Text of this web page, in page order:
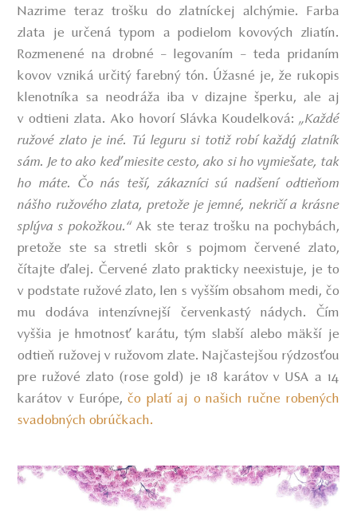
Nazrime teraz trošku do zlatníckej alchýmie. Farba
zlata je určená typom a podielom kovových zliatín.
Rozmenené na drobné – legovaním – teda pridaním
kovov vzniká určitý farebný tón. Úžasné je, že rukopis
klenotníka sa neodráža iba v dizajne šperku, ale aj
v odtieni zlata. Ako hovorí Slávka Koudelková: „Každé
ružové zlato je iné. Tú leguru si totiž robí každý zlatník
sám. Je to ako keď miesite cesto, ako si ho vymiešate, tak
ho máte. Čo nás teší, zákazníci sú nadšení odtieňom
nášho ružového zlata, pretože je jemné, nekričí a krásne
splýva s pokožkou.“Ak ste teraz trošku na pochybách,
pretože ste sa stretli skôr s pojmom červené zlato,
čítajte ďalej. Červené zlato prakticky neexistuje, je to
v podstate ružové zlato, len s vyšším obsahom medi, čo
mu dodáva intenzívnejší červenkastý nádych. Čím
vyššia je hmotnosť karátu, tým slabší alebo mäkší je
odtieň ružovej v ružovom zlate. Najčastejšou rýdzosťou
pre ružové zlato (rose gold) je 18 karátov v USA a 14
karátov v Európe,čo platí aj o našich ručne robených
svadobných obrúčkach.